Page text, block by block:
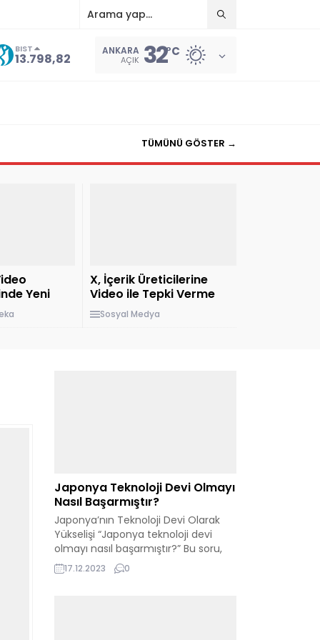
BIST
13.798,82
ANKARA
AÇIK 32°C
TÜMÜNÜ GÖSTER →
Yeni
X, İçerik Üreticilerine
Video ile Tepki Verme
Özelliği Sunuyor
Sosyal Medya
Japonya Teknoloji Devi Olmayı
Nasıl Başarmıştır?
Japonya’nın Teknoloji Devi Olarak
Yükselişi “Japonya teknoloji devi
olmayı nasıl başarmıştır?” Bu soru,
Japonya’nın dünya teknoloji
sahnesindeki etkileyici konumunu
17.12.2023 0